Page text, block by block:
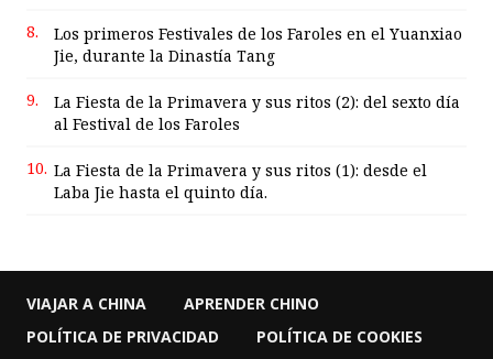
8.
Los primeros Festivales de los Faroles en el Yuanxiao
Jie, durante la Dinastía Tang
9.
La Fiesta de la Primavera y sus ritos (2): del sexto día
al Festival de los Faroles
10. La Fiesta de la Primavera y sus ritos (1): desde el
Laba Jie hasta el quinto día.
VIAJAR A CHINA
APRENDER CHINO
POLÍTICA DE PRIVACIDAD
POLÍTICA DE COOKIES